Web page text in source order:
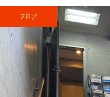
ブログ